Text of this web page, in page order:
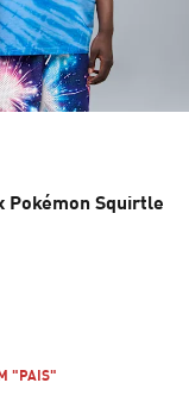
Pokémon Squirtle
"PAIS"